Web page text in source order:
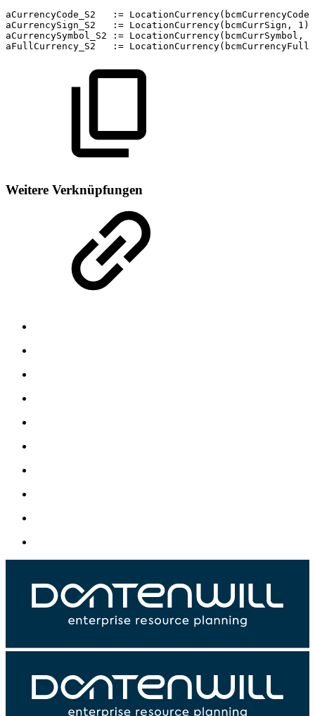
aCurrencyCode_S2
:= LocationCurrency(bcmCurrencyCode,
aCurrencySign_S2
:= LocationCurrency(bcmCurrSign,
1),
aCurrencySymbol_S2
:= LocationCurrency(bcmCurrSymbol,
aFullCurrency_S2
:= LocationCurrency(bcmCurrencyFull,
Weitere Verknüpfungen